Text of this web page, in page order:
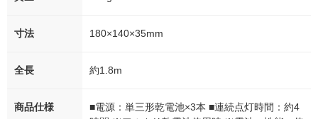
寸法 180×140×35mm
全長 約1.8m
商品仕様
■電源：単三形乾電池×3本 ■連続点灯時間：約4